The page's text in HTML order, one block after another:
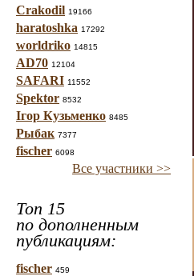
Crakodil 19166
haratoshka 17292
worldriko 14815
AD70 12104
SAFARI 11552
Spektor 8532
Ігор Кузьменко 8485
Рыбак 7377
fischer 6098
Все участники >>
Топ 15
по дополненным
публикациям:
fischer 459